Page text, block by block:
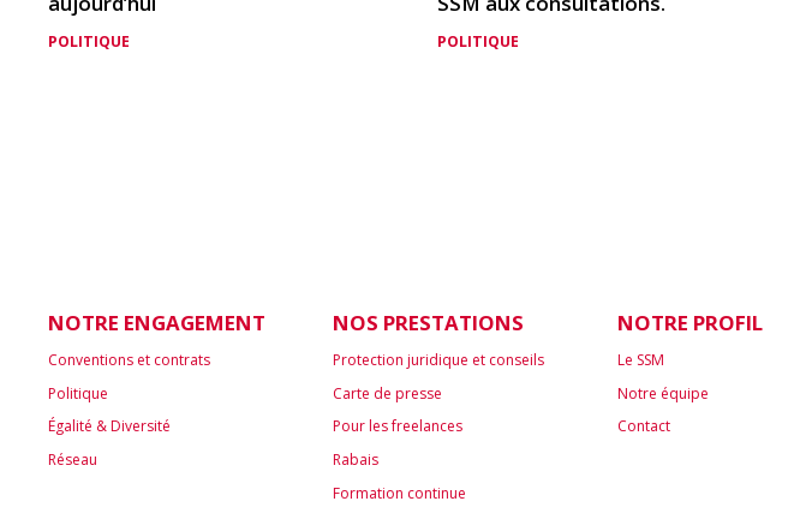
POLITIQUE POLITIQUE
NOTRE ENGAGEMENT
Conventions et contrats
Politique
Égalité & Diversité
Réseau
NOS PRESTATIONS
Protection juridique et conseils
Carte de presse
Pour les freelances
Rabais
Formation continue
NOTRE PROFIL
Le SSM
Notre équipe
Contact